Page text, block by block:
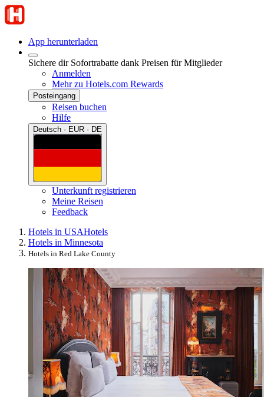
App herunterladen
Sichere dir Sofortrabatte dank Preisen für Mitglieder
Anmelden
Mehr zu Hotels.com Rewards
Posteingang
Reisen buchen
Hilfe
Deutsch · EUR · DE
Unterkunft registrieren
Meine Reisen
Feedback
Hotels in USAHotels
Hotels in Minnesota
Hotels in Red Lake County